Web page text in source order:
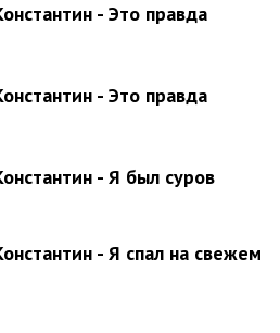
- Это правда
- Это правда
- Я был суров
- Я спал на свежем